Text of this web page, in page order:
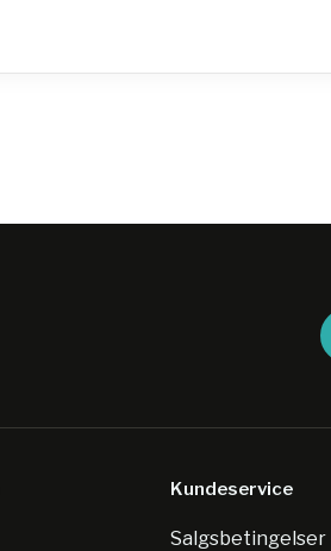
Kundeservice
Salgsbetingelser